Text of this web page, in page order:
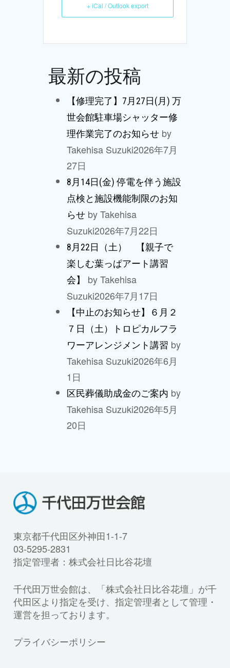
+ iCal / Outlook export
最新の投稿
【修理完了】7月27日(月) 万
世会館駐車場シャッター修
理作業完了のお知らせ by
Takehisa Suzuki2026年7月
27日
8月14日(金) 停電を伴う施設
点検と施設機能制限のお知
らせ by Takehisa
Suzuki2026年7月22日
8月22日（土） 【親子で
楽しむ葉っぱアート講習
会】
by Takehisa
Suzuki2026年7月17日
【中止のお知らせ】６月２
７日（土）トロピカルフラ
ワーアレンジメント講習 by
Takehisa Suzuki2026年6月
1日
区民葬儀助成金のご案内 by
Takehisa Suzuki2026年5月
20日
東京都千代田区外神田1-1-7
03-5295-2831
指定管理者：株式会社日比谷花壇
千代田万世会館は、「株式会社日比谷花壇」が千
代田区より指定を受け、指定管理者として管理・
運営を担っております。
プライバシーポリシー